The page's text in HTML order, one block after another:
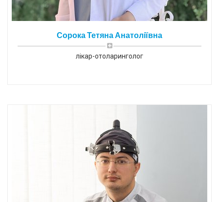
Сорока Тетяна Анатоліївна
лікар-отоларинголог